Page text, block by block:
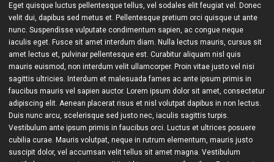
Eget quisque luctus pellentesque tellus, vel sodales elit feugiat vel. Donec
velit dui, dapibus sed metus et. Pellentesque pretium orci quisque ut ante
nunc. Suspendisse vulputate condimentum sapien, ac congue neque
iaculis eget. Fusce sit amet interdum diam. Nulla lectus mauris, cursus sit
amet lectus et, pulvinar pellentesque est. Curabitur aliquam nisl quis
mauris euismod, non interdum velit ullamcorper. Proin vitae justo vel nisi
sagittis ultricies. Interdum et malesuada fames ac ante ipsum primis in
faucibus mauris vel sapien auctor. Lorem ipsum dolor sit amet, consectetur
adipiscing elit. Aenean placerat risus et nisl volutpat dapibus in non lectus.
Duis nunc arcu, scelerisque sed justo nec, iaculis sagittis turpis.
Vestibulum ante ipsum primis in faucibus orci. Luctus et ultrices posuere
cubilia curae. Mauris volutpat, neque in rutrum elementum, mauris justo
suscipit dolor, vel accumsan velit tellus sit amet magna. Vestibulum